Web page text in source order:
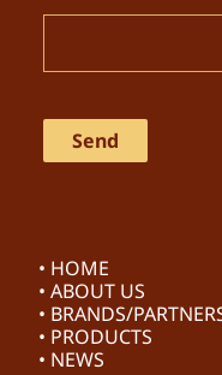
• HOME
• ABOUT US
• BRANDS/
• PRODUCTS
• NEWS